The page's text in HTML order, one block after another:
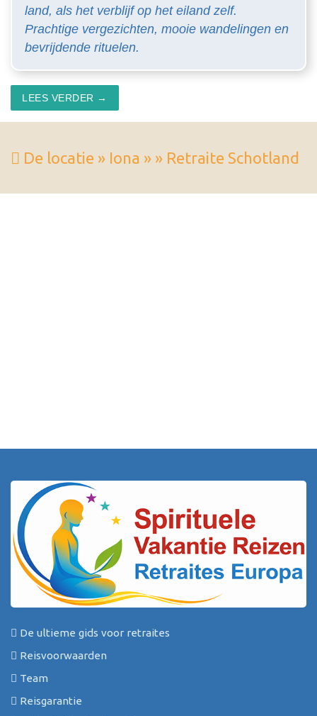
land, als het verblijf op het eiland zelf.
Prachtige vergezichten, mooie wandelingen en
bevrijdende rituelen.
LEES VERDER →
De locatie » Iona » » Retraite Schotland
De ultieme gids voor retraites
Reisvoorwaarden
Team
Reisgarantie